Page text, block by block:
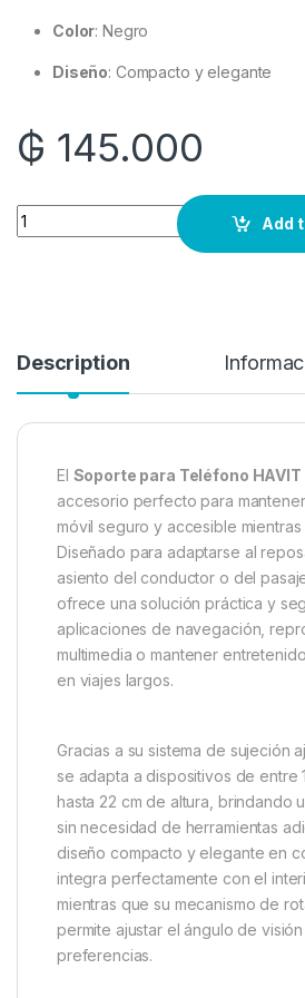
Color:Negro
Diseño: Compacto y elegante
₲ 145.000
Quantity
Add
Description
El Soporte para Teléfono HAVIT
accesorio perfecto para
móvil seguro y accesible
Diseñado para adaptarse al
asiento del conductor o del
ofrece una solución práctica y
aplicaciones de navegación,
multimedia o mantener
en viajes largos.
Gracias a su sistema de sujeción
se adapta a dispositivos de entre
hasta 22 cm de altura, brindando
sin necesidad de herramientas
diseño compacto y elegante en
integra perfectamente con el
mientras que su mecanismo de
permite ajustar el ángulo de
preferencias.